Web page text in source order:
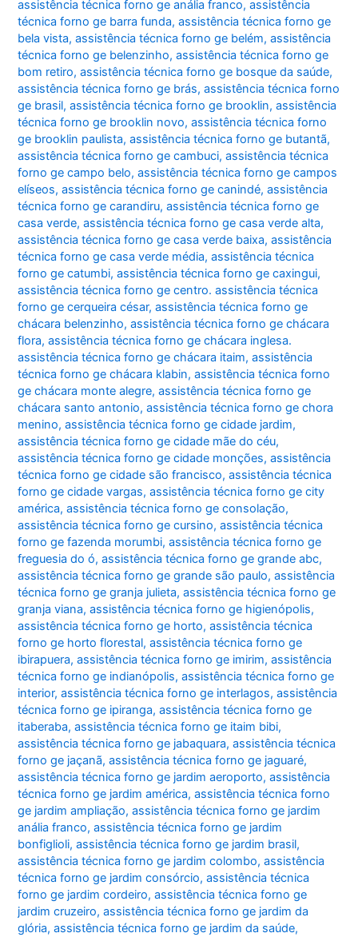
assistência técnica forno ge anália franco,assistência
técnica forno ge barra funda,assistência técnica forno ge
bela vista,assistência técnica forno ge belém,assistência
técnica forno ge belenzinho,assistência técnica forno ge
bom retiro,assistência técnica forno ge bosque da saúde,
assistência técnica forno ge brás,assistência técnica forno
ge brasil,assistência técnica forno ge brooklin,assistência
técnica forno ge brooklin novo,assistência técnica forno
ge brooklin paulista,assistência técnica forno ge butantã,
assistência técnica forno ge cambuci,assistência técnica
forno ge campo belo,assistência técnica forno ge campos
elíseos,assistência técnica forno ge canindé,assistência
técnica forno ge carandiru,assistência técnica forno ge
casa verde,assistência técnica forno ge casa verde alta,
assistência técnica forno ge casa verde baixa,assistência
técnica forno ge casa verde média,assistência técnica
forno ge catumbi,assistência técnica forno ge caxingui,
assistência técnica forno ge centro. assistência técnica
forno ge cerqueira césar,assistência técnica forno ge
chácara belenzinho,assistência técnica forno ge chácara
flora,assistência técnica forno ge chácara inglesa.
assistência técnica forno ge chácara itaim,assistência
técnica forno ge chácara klabin,assistência técnica forno
ge chácara monte alegre,assistência técnica forno ge
chácara santo antonio,assistência técnica forno ge chora
menino,assistência técnica forno ge cidade jardim,
assistência técnica forno ge cidade mãe do céu,
assistência técnica forno ge cidade monções,assistência
técnica forno ge cidade são francisco,assistência técnica
forno ge cidade vargas,assistência técnica forno ge city
américa,assistência técnica forno ge consolação,
assistência técnica forno ge cursino,assistência técnica
forno ge fazenda morumbi,assistência técnica forno ge
freguesia do ó,assistência técnica forno ge grande abc,
assistência técnica forno ge grande são paulo,assistência
técnica forno ge granja julieta,assistência técnica forno ge
granja viana,assistência técnica forno ge higienópolis,
assistência técnica forno ge horto,assistência técnica
forno ge horto florestal,assistência técnica forno ge
ibirapuera,assistência técnica forno ge imirim,assistência
técnica forno ge indianópolis,assistência técnica forno ge
interior,assistência técnica forno ge interlagos,assistência
técnica forno ge ipiranga,assistência técnica forno ge
itaberaba,assistência técnica forno ge itaim bibi,
assistência técnica forno ge jabaquara,assistência técnica
forno ge jaçanã,assistência técnica forno ge jaguaré,
assistência técnica forno ge jardim aeroporto,assistência
técnica forno ge jardim américa,assistência técnica forno
ge jardim ampliação,assistência técnica forno ge jardim
anália franco,assistência técnica forno ge jardim
bonfiglioli,assistência técnica forno ge jardim brasil,
assistência técnica forno ge jardim colombo,assistência
técnica forno ge jardim consórcio,assistência técnica
forno ge jardim cordeiro,assistência técnica forno ge
jardim cruzeiro,assistência técnica forno ge jardim da
glória,assistência técnica forno ge jardim da saúde,